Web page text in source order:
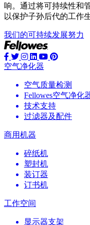
响。通过将可持续性和
以保护子孙后代的工作
我们的可持续发展努力
空气净化器
空气质量检测
Fellowes空气净化
技术支持
过滤器及配件
商用机器
碎纸机
塑封机
装订器
订书机
工作空间
显示器支架